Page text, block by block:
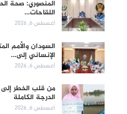
المنصوري: صحة
اللقاحات…
أغسطس 6, 2026
السودان والأمم
الإنساني إلى…
أغسطس 6, 2026
من قلب الخطر
الدرجة الكاملة
أغسطس 6, 2026